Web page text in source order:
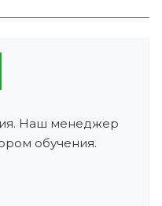
Наш менеджер
обучения.